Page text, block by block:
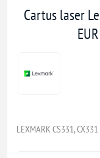
Cartus laser
LEXMARK CS331, CX331